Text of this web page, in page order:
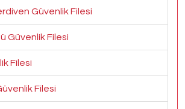
Güvenlik Filesi
Güvenlik Filesi
Filesi
Filesi